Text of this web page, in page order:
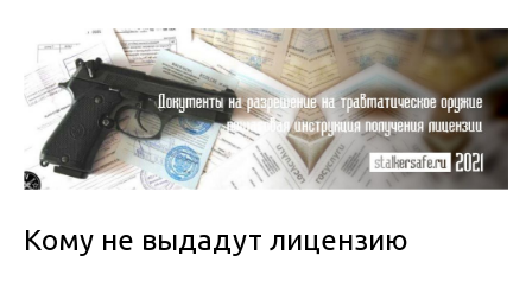
Кому не выдадут лицензию